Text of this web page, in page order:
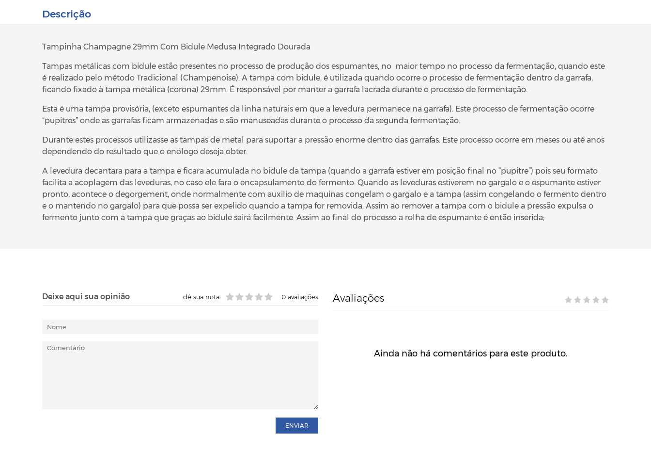
Descrição
Tampinha Champagne 29mm Com Bidule Medusa Integrado Dourada
Tampas metálicas com bidule estão presentes no processo de produção dos espumantes, no maior tempo no processo da fermentação, quando este
é realizado pelo método Tradicional (Champenoise). A tampa com bidule, é utilizada quando ocorre o processo de fermentação dentro da garrafa,
ficando fixado à tampa metálica (corona) 29mm. É responsável por manter a garrafa lacrada durante o processo de fermentação.
Esta é uma tampa provisória, (exceto espumantes da linha naturais em que a levedura permanece na garrafa). Este processo de fermentação ocorre
“pupitres” onde as garrafas ficam armazenadas e são manuseadas durante o processo da segunda fermentação.
Durante estes processos utilizasse as tampas de metal para suportar a pressão enorme dentro das garrafas. Este processo ocorre em meses ou até anos
dependendo do resultado que o enólogo deseja obter.
A levedura decantara para a tampa e ficara acumulada no bidule da tampa (quando a garrafa estiver em posição final no “pupitre”) pois seu formato
facilita a acoplagem das leveduras, no caso ele fara o encapsulamento do fermento. Quando as leveduras estiverem no gargalo e o espumante estiver
pronto, acontece o degorgement, onde normalmente com auxilio de maquinas congelam o gargalo e a tampa (assim congelando o fermento dentro
e o mantendo no gargalo) para que possa ser expelido quando a tampa for removida. Assim ao remover a tampa com o bidule a pressão expulsa o
fermento junto com a tampa que graças ao bidule sairá facilmente. Assim ao final do processo a rolha de espumante é então inserida;
Deixe aqui sua opinião 0 avaliações
dê sua nota:
ENVIAR
Avaliações
Ainda não há comentários para este produto.